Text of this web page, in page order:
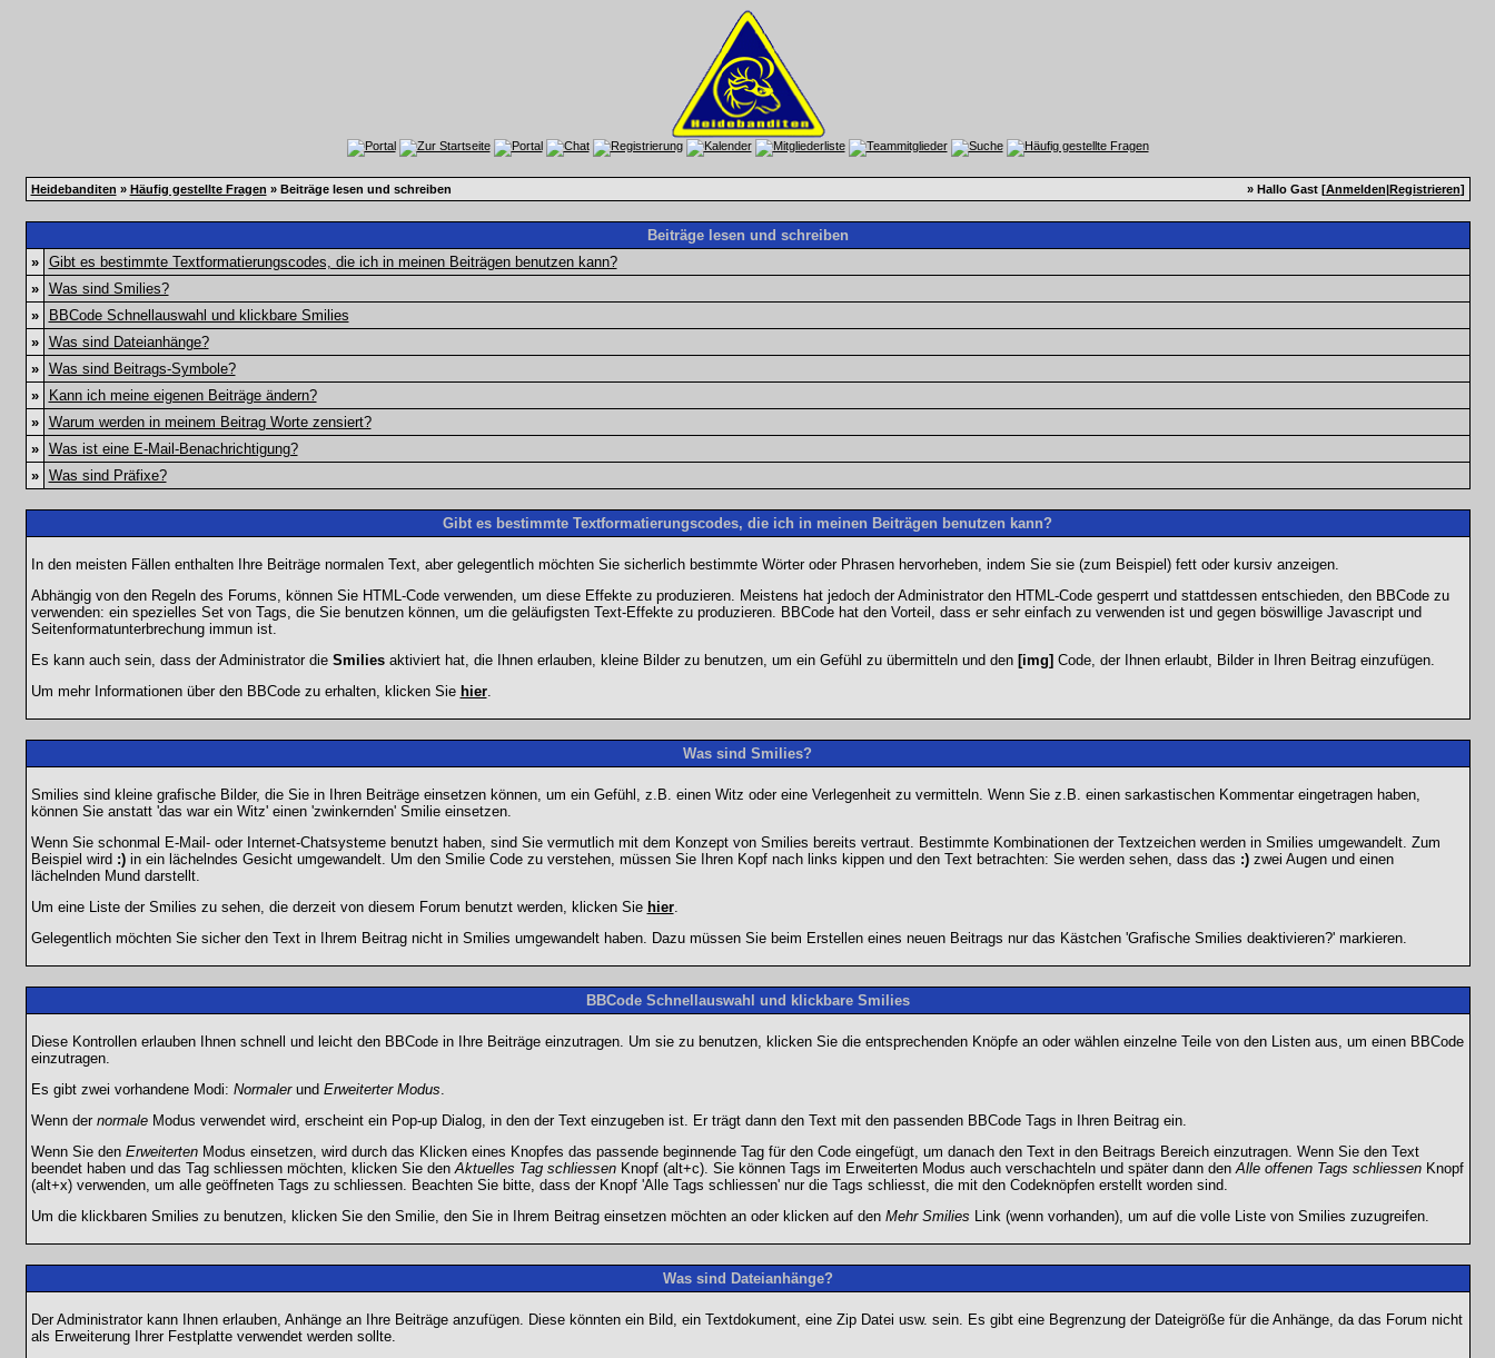
Heidebanditen » Häufig gestellte Fragen » Beiträge lesen und schreiben » Hallo Gast [Anmelden|Registrieren]
Beiträge lesen und schreiben
»
Gibt es bestimmte Textformatierungscodes, die ich in meinen Beiträgen benutzen kann?
»
Was sind Smilies?
»
BBCode Schnellauswahl und klickbare Smilies
»
Was sind Dateianhänge?
»
Was sind Beitrags-Symbole?
»
Kann ich meine eigenen Beiträge ändern?
»
Warum werden in meinem Beitrag Worte zensiert?
»
Was ist eine E-Mail-Benachrichtigung?
»
Was sind Präfixe?
Gibt es bestimmte Textformatierungscodes, die ich in meinen Beiträgen benutzen kann?
In den meisten Fällen enthalten Ihre Beiträge normalen Text, aber gelegentlich möchten Sie sicherlich bestimmte Wörter oder Phrasen hervorheben, indem Sie sie (zum Beispiel) fett oder kursiv anzeigen.
Abhängig von den Regeln des Forums, können Sie HTML-Code verwenden, um diese Effekte zu produzieren. Meistens hat jedoch der Administrator den HTML-Code gesperrt und stattdessen entschieden, den BBCode zu
verwenden: ein spezielles Set von Tags, die Sie benutzen können, um die geläufigsten Text-Effekte zu produzieren. BBCode hat den Vorteil, dass er sehr einfach zu verwenden ist und gegen böswillige Javascript und
Seitenformatunterbrechung immun ist.
Es kann auch sein, dass der Administrator die Smiliesaktiviert hat, die Ihnen erlauben, kleine Bilder zu benutzen, um ein Gefühl zu übermitteln und den [img] Code, der Ihnen erlaubt, Bilder in Ihren Beitrag einzufügen.
Um mehr Informationen über den BBCode zu erhalten, klicken Sie hier.
Was sind Smilies?
Smilies sind kleine grafische Bilder, die Sie in Ihren Beiträge einsetzen können, um ein Gefühl, z.B. einen Witz oder eine Verlegenheit zu vermitteln. Wenn Sie z.B. einen sarkastischen Kommentar eingetragen haben,
können Sie anstatt 'das war ein Witz' einen 'zwinkernden' Smilie einsetzen.
Wenn Sie schonmal E-Mail- oder Internet-Chatsysteme benutzt haben, sind Sie vermutlich mit dem Konzept von Smilies bereits vertraut. Bestimmte Kombinationen der Textzeichen werden in Smilies umgewandelt. Zum
Beispiel wird :)in ein lächelndes Gesicht umgewandelt. Um den Smilie Code zu verstehen, müssen Sie Ihren Kopf nach links kippen und den Text betrachten: Sie werden sehen, dass das :)zwei Augen und einen
lächelnden Mund darstellt.
Um eine Liste der Smilies zu sehen, die derzeit von diesem Forum benutzt werden, klicken Sie hier.
Gelegentlich möchten Sie sicher den Text in Ihrem Beitrag nicht in Smilies umgewandelt haben. Dazu müssen Sie beim Erstellen eines neuen Beitrags nur das Kästchen 'Grafische Smilies deaktivieren?' markieren.
BBCode Schnellauswahl und klickbare Smilies
Diese Kontrollen erlauben Ihnen schnell und leicht den BBCode in Ihre Beiträge einzutragen. Um sie zu benutzen, klicken Sie die entsprechenden Knöpfe an oder wählen einzelne Teile von den Listen aus, um einen BBCode
einzutragen.
Es gibt zwei vorhandene Modi: Normalerund Erweiterter Modus.
Wenn der normaleModus verwendet wird, erscheint ein Pop-up Dialog, in den der Text einzugeben ist. Er trägt dann den Text mit den passenden BBCode Tags in Ihren Beitrag ein.
Wenn Sie den ErweitertenModus einsetzen, wird durch das Klicken eines Knopfes das passende beginnende Tag für den Code eingefügt, um danach den Text in den Beitrags Bereich einzutragen. Wenn Sie den Text
beendet haben und das Tag schliessen möchten, klicken Sie denAktuelles Tag schliessenKnopf (alt+c). Sie können Tags im Erweiterten Modus auch verschachteln und später dann denAlle offenen Tags schliessenKnopf
(alt+x) verwenden, um alle geöffneten Tags zu schliessen. Beachten Sie bitte, dass der Knopf 'Alle Tags schliessen' nur die Tags schliesst, die mit den Codeknöpfen erstellt worden sind.
Um die klickbaren Smilies zu benutzen, klicken Sie den Smilie, den Sie in Ihrem Beitrag einsetzen möchten an oder klicken auf den Mehr Smilies Link (wenn vorhanden), um auf die volle Liste von Smilies zuzugreifen.
Was sind Dateianhänge?
Der Administrator kann Ihnen erlauben, Anhänge an Ihre Beiträge anzufügen. Diese könnten ein Bild, ein Textdokument, eine Zip Datei usw. sein. Es gibt eine Begrenzung der Dateigröße für die Anhänge, da das Forum nicht
als Erweiterung Ihrer Festplatte verwendet werden sollte.